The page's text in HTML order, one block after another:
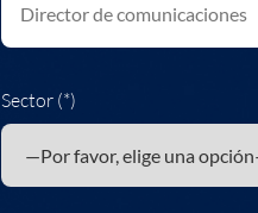
Sector (*)